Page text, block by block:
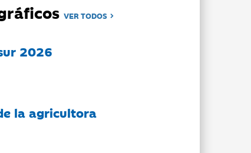
VER TODOS
2026
la agricultora